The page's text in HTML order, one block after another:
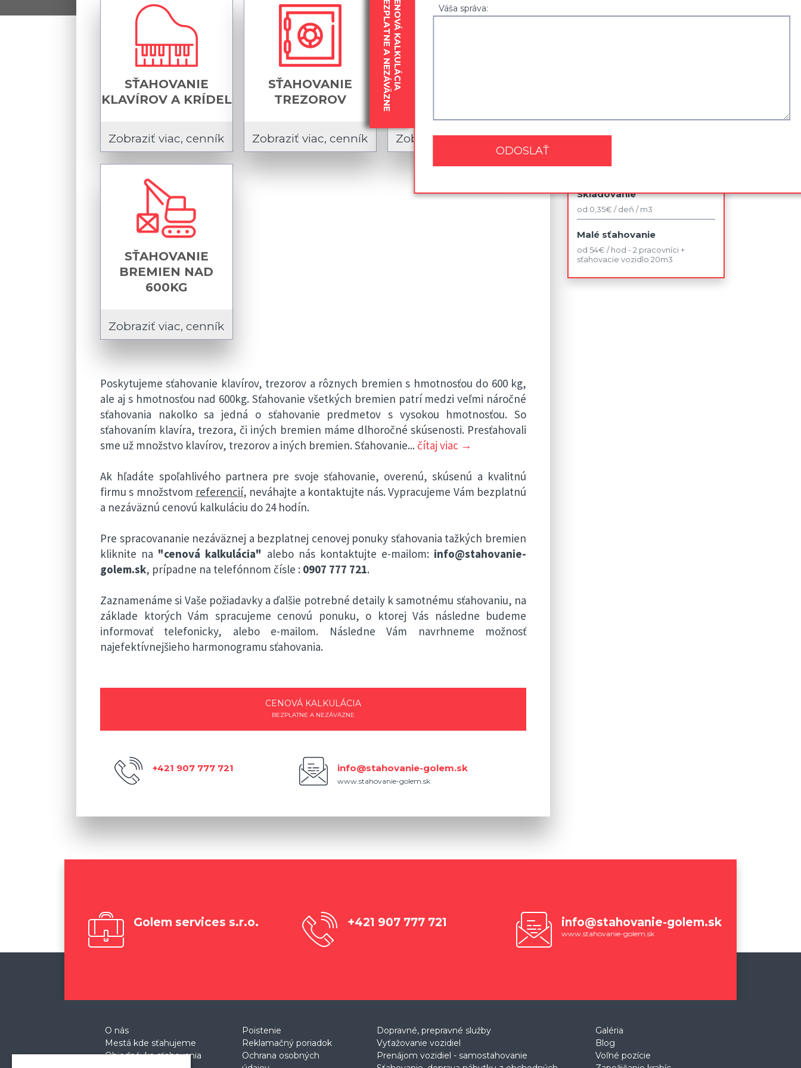
SŤAHOVANIE
KLAVÍROV A KRÍDEL
Zobraziť viac, cenník
SŤAHOVANIE
TREZOROV
Zobraziť viac, cenník
BREMIEN DO 600KG
Zobraziť viac, cenník
SŤAHOVANIE
BREMIEN NAD
600KG
Zobraziť viac, cenník
Poskytujeme sťahovanie klavírov, trezorov a rôznych bremien s hmotnosťou do 600 kg,
ale aj s hmotnosťou nad 600kg. Sťahovanie všetkých bremien patrí medzi veľmi náročné
sťahovania nakolko sa jedná o sťahovanie predmetov s vysokou hmotnosťou. So
sťahovaním klavíra, trezora, či iných bremien máme dlhoročné skúsenosti. Presťahovali
sme už množstvo klavírov, trezorov a iných bremien. Sťahovanie... čítaj viac →
Ak hľadáte spoľahlivého partnera pre svoje sťahovanie, overenú, skúsenú a kvalitnú
firmu s množstvom referencií, neváhajte a kontaktujte nás. Vypracujeme Vám bezplatnú
a nezáväznú cenovú kalkuláciu do 24 hodín.
Pre spracovananie nezáväznej a bezplatnej cenovej ponuky sťahovania tažkých bremien
kliknite na "cenová kalkulácia" alebo nás kontaktujte e-mailom: info@stahovanie-
golem.sk, prípadne na telefónnom čísle : 0907 777 721.
Zaznamenáme si Vaše požiadavky a ďalšie potrebné detaily k samotnému sťahovaniu, na
základe ktorých Vám spracujeme cenovú ponuku, o ktorej Vás následne budeme
informovať telefonicky, alebo e-mailom. Následne Vám navrhneme možnosť
najefektívnejšieho harmonogramu sťahovania.
CENOVÁ KALKULÁCIA
BEZPLATNE A NEZÁVÄZNE
+421 907 777 721 info@stahovanie-golem.sk
www.stahovanie-golem.sk
od 75 €
Skladovanie
od 0,35€ / deň / m3
Malé sťahovanie
od 54€ / hod - 2 pracovníci +
sťahovacie vozidlo 20m3
Golem services s.r.o. +421 907 777 721 info@stahovanie-golem.sk
www.stahovanie-golem.sk
O nás
Mestá kde sťahujeme
Objednávka sťahovania
Poistenie
Reklamačný poriadok
Ochrana osobných
Dopravné, prepravné služby
Vyťažovanie vozidiel
Prenájom vozidiel - samostahovanie
Galéria
Blog
Voľné pozície
Váša správa:
BEZPLATNE A NEZÁVÄZNECENOVÁ KALKULÁCIA